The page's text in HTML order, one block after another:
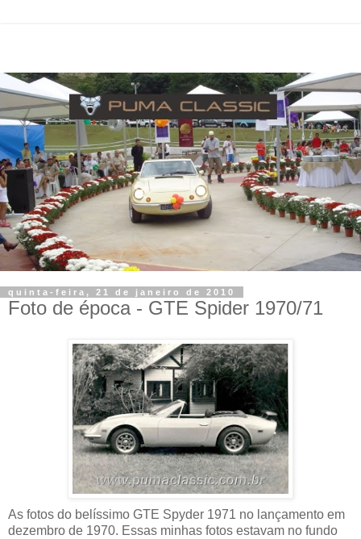
quinta-feira, 21 de janeiro de 2010
Foto de época - GTE Spider 1970/71
As fotos do belíssimo GTE Spyder 1971 no lançamento em
dezembro de 1970. Essas minhas fotos estavam no fundo